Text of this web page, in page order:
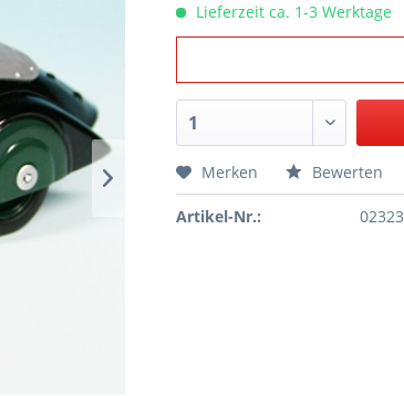
Lieferzeit ca. 1-3 Werktage
Merken Bewerten
Artikel-Nr.: 02323